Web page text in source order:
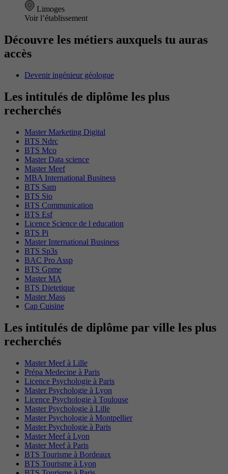
Limoges
Voir l’établissement
Découvre les métiers auxquels tu auras
accès
Devenir ingénieur géologue
Les intitulés de diplôme les plus
recherchés
Master Marketing Digital
BTS Ndrc
BTS Mco
Master Data science
Master Meef
MBA International Business
BTS Sam
BTS Sio
BTS Communication
BTS Esf
Licence Science de l education
BTS Pi
Master International Business
BTS Sp3s
BAC Pro Assp
BTS Gpme
Master MA
BTS Dietetique
Master Mass
Cap Cuisine
Les intitulés de diplôme par ville les plus
recherchés
Master Meef à Lille
Prépa Medecine à Paris
Licence Psychologie à Paris
Master Psychologie à Lyon
Licence Psychologie à Toulouse
Master Psychologie à Lille
Master Psychologie à Montpellier
Master Psychologie à Paris
Master Meef à Lyon
Master Meef à Paris
BTS Tourisme à Bordeaux
BTS Tourisme à Lyon